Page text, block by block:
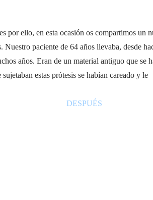
por ello, en esta ocasión os compartimos un
paciente de 64 años llevaba, desde
años. Eran de un material antiguo que se
estas prótesis se habían careado y le
DESPUÉS